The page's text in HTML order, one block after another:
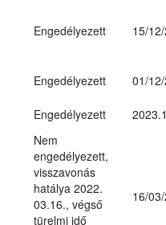
Engedélyezett 15/
Engedélyezett
01/
Engedélyezett
Nem
engedélyezett,
visszavonás
hatálya 2022.
03.16., végső
türelmi idő
16/